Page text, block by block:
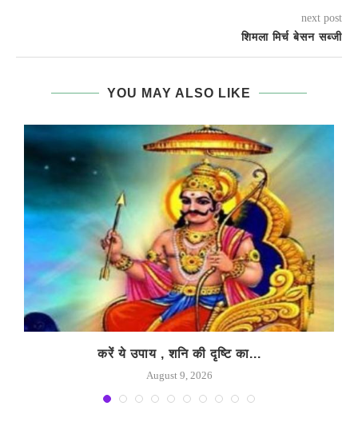
next post
शिमला मिर्च बेसन सब्जी
YOU MAY ALSO LIKE
करें ये उपाय , शनि की दृष्टि का...
August 9, 2026